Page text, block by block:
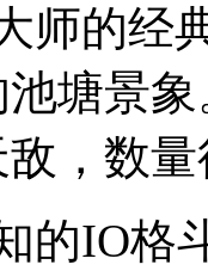
师的经
塘景
，数
的IO格